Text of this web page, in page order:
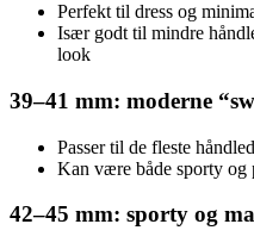
Perfekt til dress og
Især godt til mindre
look
39–41 mm: moderne
Passer til de fleste
Kan være både sporty
42–45 mm: sporty og